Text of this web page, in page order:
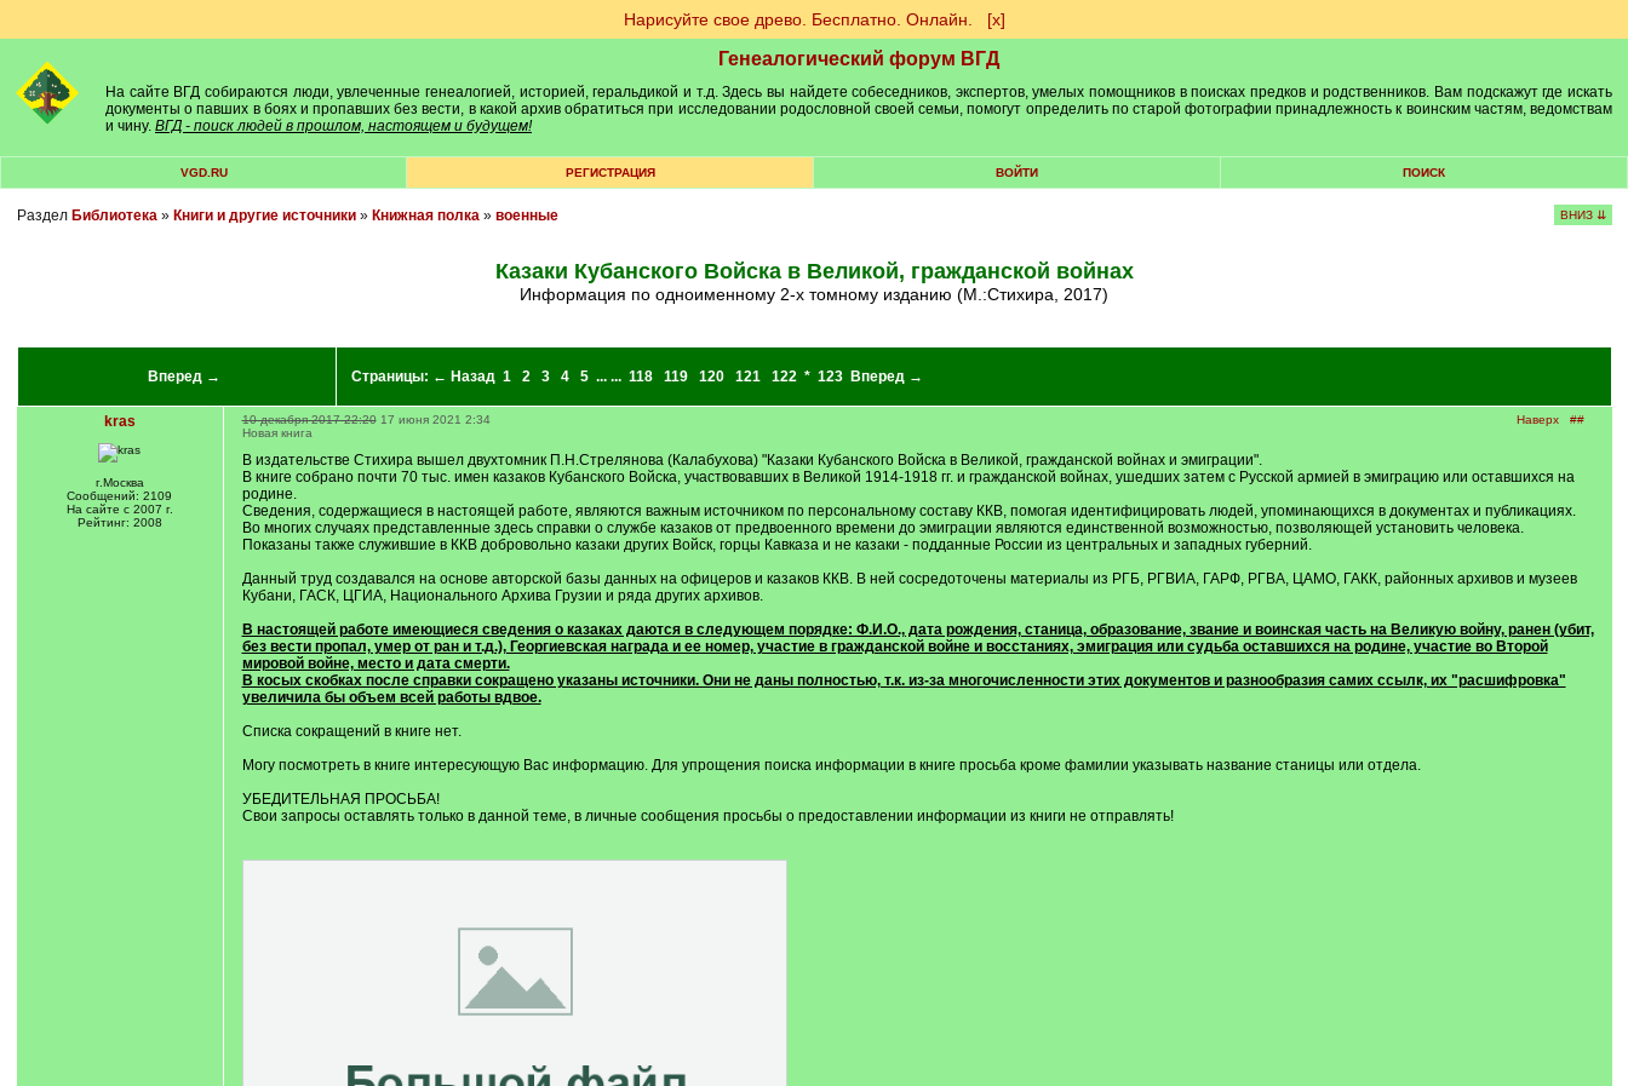
Нарисуйте свое древо. Бесплатно. Онлайн. [х]
Генеалогический форум ВГД
На сайте ВГД собираются люди, увлеченные генеалогией, историей, геральдикой и т.д. Здесь вы найдете собеседников, экспертов, умелых помощников в поисках предков и родственников. Вам подскажут где искать
документы о павших в боях и пропавших без вести, в какой архив обратиться при исследовании родословной своей семьи, помогут определить по старой фотографии принадлежность к воинским частям, ведомствам
и чину. ВГД - поиск людей в прошлом, настоящем и будущем!
VGD.RU РЕГИСТРАЦИЯ ВОЙТИ ПОИСК
Раздел Библиотека» Книги и другие источники» Книжная полка» военные ВНИЗ ⇊
Казаки Кубанского Войска в Великой, гражданской войнах
Информация по одноименному 2-х томному изданию (М.:Стихира, 2017)
Вперед → Страницы: ← Назад 1 2 3 4 5 ... ... 118 119 120 121 122 * 123 Вперед →
kras
г.Москва
Сообщений: 2109
На сайте с 2007 г.
Рейтинг: 2008
Наверх ##
10 декабря 2017 22:20 17 июня 2021 2:34
Новая книга
В издательстве Стихира вышел двухтомник П.Н.Стрелянова (Калабухова) "Казаки Кубанского Войска в Великой, гражданской войнах и эмиграции".
В книге собрано почти 70 тыс. имен казаков Кубанского Войска, участвовавших в Великой 1914-1918 гг. и гражданской войнах, ушедших затем с Русской армией в эмиграцию или оставшихся на
родине.
Сведения, содержащиеся в настоящей работе, являются важным источником по персональному составу ККВ, помогая идентифицировать людей, упоминающихся в документах и публикациях.
Во многих случаях представленные здесь справки о службе казаков от предвоенного времени до эмиграции являются единственной возможностью, позволяющей установить человека.
Показаны также служившие в ККВ добровольно казаки других Войск, горцы Кавказа и не казаки - подданные России из центральных и западных губерний.
Данный труд создавался на основе авторской базы данных на офицеров и казаков ККВ. В ней сосредоточены материалы из РГБ, РГВИА, ГАРФ, РГВА, ЦАМО, ГАКК, районных архивов и музеев
Кубани, ГАСК, ЦГИА, Национального Архива Грузии и ряда других архивов.
В настоящей работе имеющиеся сведения о казаках даются в следующем порядке: Ф.И.О., дата рождения, станица, образование, звание и воинская часть на Великую войну, ранен (убит,
без вести пропал, умер от ран и т.д.), Георгиевская награда и ее номер, участие в гражданской войне и восстаниях, эмиграция или судьба оставшихся на родине, участие во Второй
мировой войне, место и дата смерти.
В косых скобках после справки сокращено указаны источники. Они не даны полностью, т.к. из-за многочисленности этих документов и разнообразия самих ссылк, их "расшифровка"
увеличила бы объем всей работы вдвое.
Списка сокращений в книге нет.
Могу посмотреть в книге интересующую Вас информацию. Для упрощения поиска информации в книге просьба кроме фамилии указывать название станицы или отдела.
УБЕДИТЕЛЬНАЯ ПРОСЬБА!
Свои запросы оставлять только в данной теме, в личные сообщения просьбы о предоставлении информации из книги не отправлять!